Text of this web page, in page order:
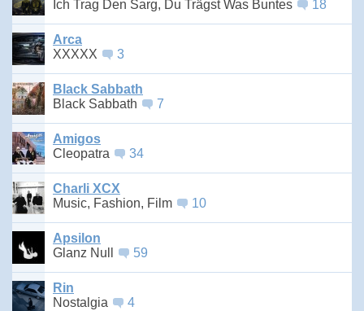
Ich Trag Den Sarg, Du Trägst Was Buntes
18
Arca
XXXXX
3
Black Sabbath
Black Sabbath
7
Amigos
Cleopatra
34
Charli XCX
Music, Fashion, Film
10
Apsilon
Glanz Null
59
Rin
Nostalgia
4